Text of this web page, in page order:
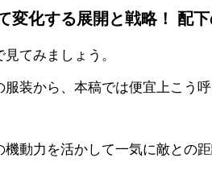
変化する展開と戦略！ 配
てみましょう。
服装から、本稿では便宜上こう
動力を活かして一気に敵との